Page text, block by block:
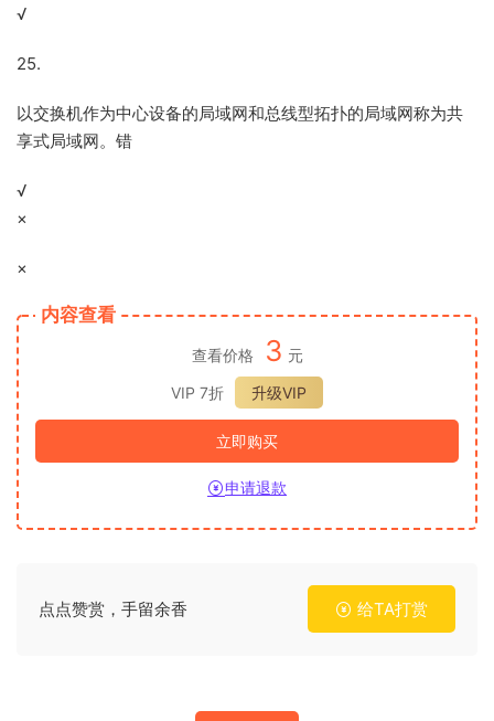
√
25.
以交换机作为中心设备的局域网和总线型拓扑的局域网称为共
享式局域网。错
√
×
×
内容查看
查看价格 3 元
VIP 7折
升级VIP
立即购买
申请退款
点点赞赏，手留余香 给TA打赏